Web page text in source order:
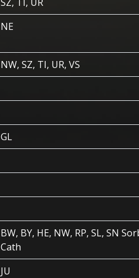
NE
NW, SZ, TI, UR, VS
GL
BW, BY, HE, NW, RP, SL, SN
Cath
JU